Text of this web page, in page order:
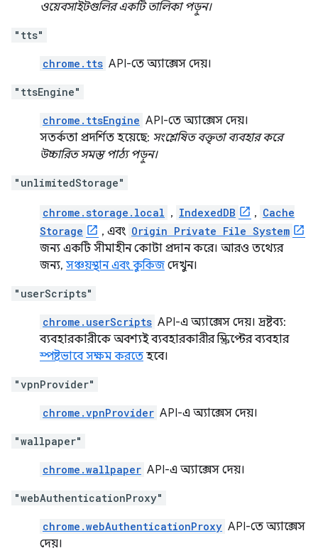
ওয়েবসাইটগুলির একটি তালিকা পড়ুন।
"tts"
chrome.tts API-তে অ্যাক্সেস দেয়।
"ttsEngine"
chrome.ttsEngine API-তে অ্যাক্সেস দেয়।
সতর্কতা প্রদর্শিত হয়েছে: সংশ্লেষিত বক্তৃতা ব্যবহার করে
উচ্চারিত সমস্ত পাঠ্য পড়ুন।
"unlimitedStorage"
chrome.storage.local , IndexedDB , Cache
Storage
, এবং Origin Private File System
জন্য একটি সীমাহীন কোটা প্রদান করে। আরও তথ্যের
জন্য, সঞ্চয়স্থান এবং কুকিজ দেখুন।
"userScripts"
chrome.userScripts API-এ অ্যাক্সেস দেয়। দ্রষ্টব্য:
ব্যবহারকারীকে অবশ্যই ব্যবহারকারীর স্ক্রিপ্টের ব্যবহার
স্পষ্টভাবে সক্ষম করতে হবে।
"vpnProvider"
chrome.vpnProvider API-এ অ্যাক্সেস দেয়।
"wallpaper"
chrome.wallpaper API-এ অ্যাক্সেস দেয়।
"webAuthenticationProxy"
chrome.webAuthenticationProxy API-তে অ্যাক্সেস
দেয়।